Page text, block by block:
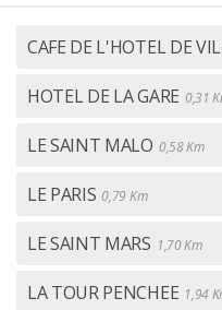
CAFE DE L'HOTEL DE
HOTEL DE LA GARE 0,31
LE SAINT MALO 0,58 Km
LE PARIS 0,79 Km
LE SAINT MARS 1,70 Km
LA TOUR PENCHEE 1,94